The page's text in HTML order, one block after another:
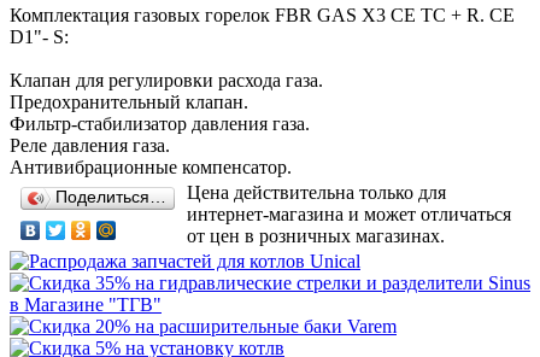
Комплектация газовых горелок FBR GAS X3 CE TC + R. CE
D1"- S:
Клапан для регулировки расхода газа.
Предохранительный клапан.
Фильтр-стабилизатор давления газа.
Реле давления газа.
Антивибрационные компенсатор.
Поделиться…
Цена действительна только для
интернет-магазина и может отличаться
от цен в розничных магазинах.